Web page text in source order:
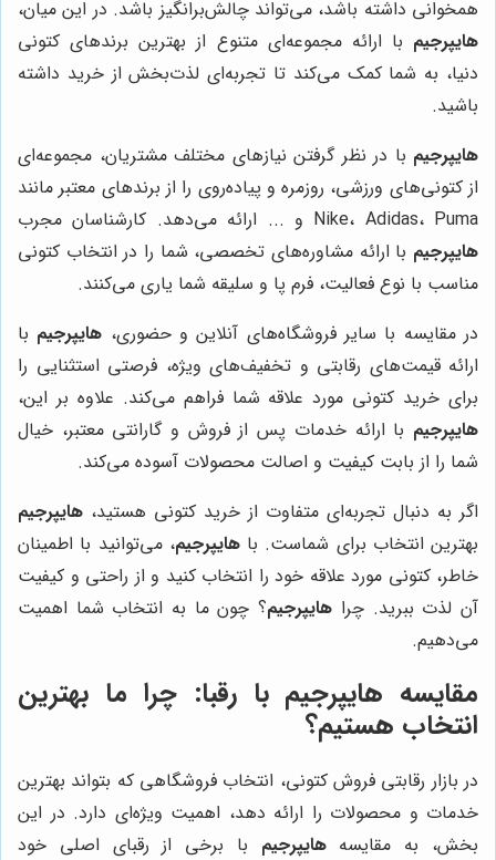
همخوانی داشته باشد، می‌تواند چالش‌برانگیز باشد. در این میان،
هایپرجیم با ارائه مجموعه‌ای متنوع از بهترین برندهای کتونی
دنیا، به شما کمک می‌کند تا تجربه‌ای لذت‌بخش از خرید داشته
باشید.
هایپرجیم با در نظر گرفتن نیازهای مختلف مشتریان، مجموعه‌ای
از کتونی‌های ورزشی، روزمره و پیاده‌روی را از برندهای معتبر مانند
Nike، Adidas، Puma و ... ارائه می‌دهد. کارشناسان مجرب
هایپرجیم با ارائه مشاوره‌های تخصصی، شما را در انتخاب کتونی
مناسب با نوع فعالیت، فرم پا و سلیقه شما یاری می‌کنند.
در مقایسه با سایر فروشگاه‌های آنلاین و حضوری، هایپرجیم با
ارائه قیمت‌های رقابتی و تخفیف‌های ویژه، فرصتی استثنایی را
برای خرید کتونی مورد علاقه شما فراهم می‌کند. علاوه بر این،
هایپرجیم با ارائه خدمات پس از فروش و گارانتی معتبر، خیال
شما را از بابت کیفیت و اصالت محصولات آسوده می‌کند.
اگر به دنبال تجربه‌ای متفاوت از خرید کتونی هستید، هایپرجیم
بهترین انتخاب برای شماست. باهایپرجیم، می‌توانید با اطمینان
خاطر، کتونی مورد علاقه خود را انتخاب کنید و از راحتی و کیفیت
آن لذت ببرید. چرا هایپرجیم؟ چون ما به انتخاب شما اهمیت
می‌دهیم.
مقایسه هایپرجیم با رقبا: چرا ما بهترین
انتخاب هستیم؟
در بازار رقابتی فروش کتونی، انتخاب فروشگاهی که بتواند بهترین
خدمات و محصولات را ارائه دهد، اهمیت ویژه‌ای دارد. در این
بخش، به مقایسههایپرجیم با برخی از رقبای اصلی خود